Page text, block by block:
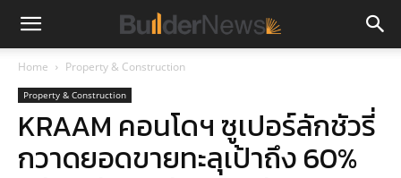
Home Property & Construction
Property & Construction
KRAAM คอนโดฯ ซูเปอร์ลักชัวรี่
กวาดยอดขายทะลุเป้าถึง 60%